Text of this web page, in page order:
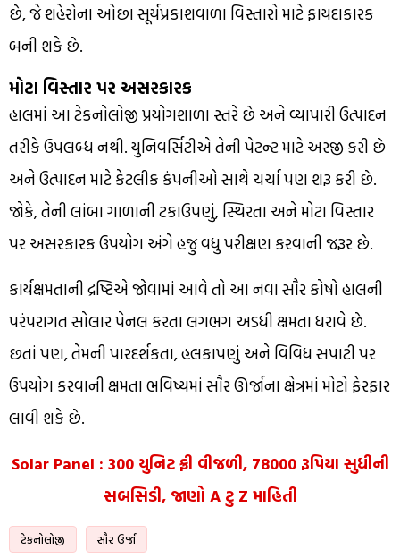
છે, જે શહેરોના ઓછા સૂર્યપ્રકાશવાળા વિસ્તારો માટે ફાયદાકારક
બની શકે છે.
મોટા વિસ્તાર પર અસરકારક
હાલમાં આ ટેકનોલોજી પ્રયોગશાળા સ્તરે છે અને વ્યાપારી ઉત્પાદન
તરીકે ઉપલબ્ધ નથી. યુનિવર્સિટીએ તેની પેટન્ટ માટે અરજી કરી છે
અને ઉત્પાદન માટે કેટલીક કંપનીઓ સાથે ચર્ચા પણ શરૂ કરી છે.
જોકે, તેની લાંબા ગાળાની ટકાઉપણું, સ્થિરતા અને મોટા વિસ્તાર
પર અસરકારક ઉપયોગ અંગે હજુ વધુ પરીક્ષણ કરવાની જરૂર છે.
કાર્યક્ષમતાની દ્રષ્ટિએ જોવામાં આવે તો આ નવા સૌર કોષો હાલની
પરંપરાગત સોલાર પેનલ કરતા લગભગ અડધી ક્ષમતા ધરાવે છે.
છતાં પણ, તેમની પારદર્શકતા, હલકાપણું અને વિવિધ સપાટી પર
ઉપયોગ કરવાની ક્ષમતા ભવિષ્યમાં સૌર ઊર્જાના ક્ષેત્રમાં મોટો ફેરફાર
લાવી શકે છે.
Solar Panel : 300 યુનિટ ફ્રી વીજળી, 78000 રૂપિયા સુધીની
સબસિડી, જાણો A ટુ Z માહિતી
ટેકનોલોજી સૌર ઉર્જા